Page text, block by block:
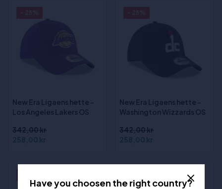
New Era Ligaens hette -
Los Angeles Lakers OS
342,00 kr
258,00 kr
New Era Ligaens hette -
Washington Wizzards OS
342,00 kr
258,00 kr
Have you choosen the right country?